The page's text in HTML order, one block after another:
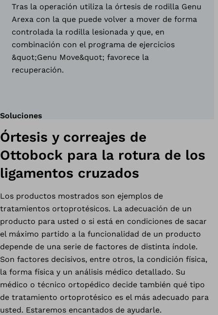
Tras la operación utiliza la órtesis de rodilla Genu
Arexa con la que puede volver a mover de forma
controlada la rodilla lesionada y que, en
combinación con el programa de ejercicios
&quot;Genu Move&quot; favorece la
recuperación.
Soluciones
Órtesis y correajes de
Ottobock para la rotura de los
ligamentos cruzados
Los productos mostrados son ejemplos de
tratamientos ortoprotésicos. La adecuación de un
producto para usted o si está en condiciones de sacar
el máximo partido a la funcionalidad de un producto
depende de una serie de factores de distinta índole.
Son factores decisivos, entre otros, la condición física,
la forma física y un análisis médico detallado. Su
médico o técnico ortopédico decide también qué tipo
de tratamiento ortoprotésico es el más adecuado para
usted. Estaremos encantados de ayudarle.